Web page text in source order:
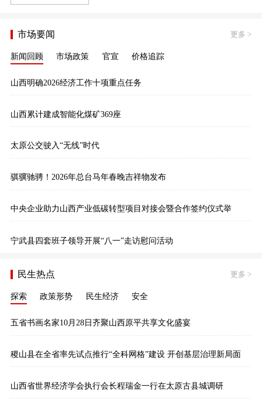
市场要闻 更多 >
新闻回顾 市场政策 官宣 价格追踪
山西明确2026经济工作十项重点任务
山西累计建成智能化煤矿369座
太原公交驶入“无线”时代
骐骥驰骋！2026年总台马年春晚吉祥物发布
中央企业助力山西产业低碳转型项目对接会暨合作签约仪式举
宁武县四套班子领导开展“八一”走访慰问活动
民生热点 更多 >
探索 政策形势 民生经济 安全
五省书画名家10月28日齐聚山西原平共享文化盛宴
稷山县在全省率先试点推行“全科网格”建设 开创基层治理新局面
山西省世界经济学会执行会长程瑞金一行在太原古县城调研